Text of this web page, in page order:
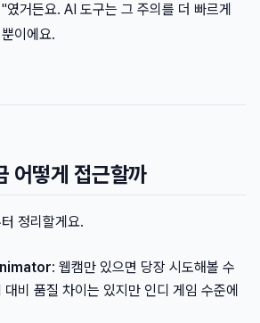
였거든요. AI 도구는 그 주의를 더 빠르게
이에요.
어떻게 접근할까
정리할게요.
: 웹캠만 있으면 당장 시도해볼 수
대비 품질 차이는 있지만 인디 게임 수준에